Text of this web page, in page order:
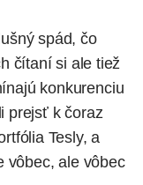
spád, čo
čítaní si ale tiež
konkurenciu
prejsť k čoraz
Tesly, a
vôbec, ale vôbec